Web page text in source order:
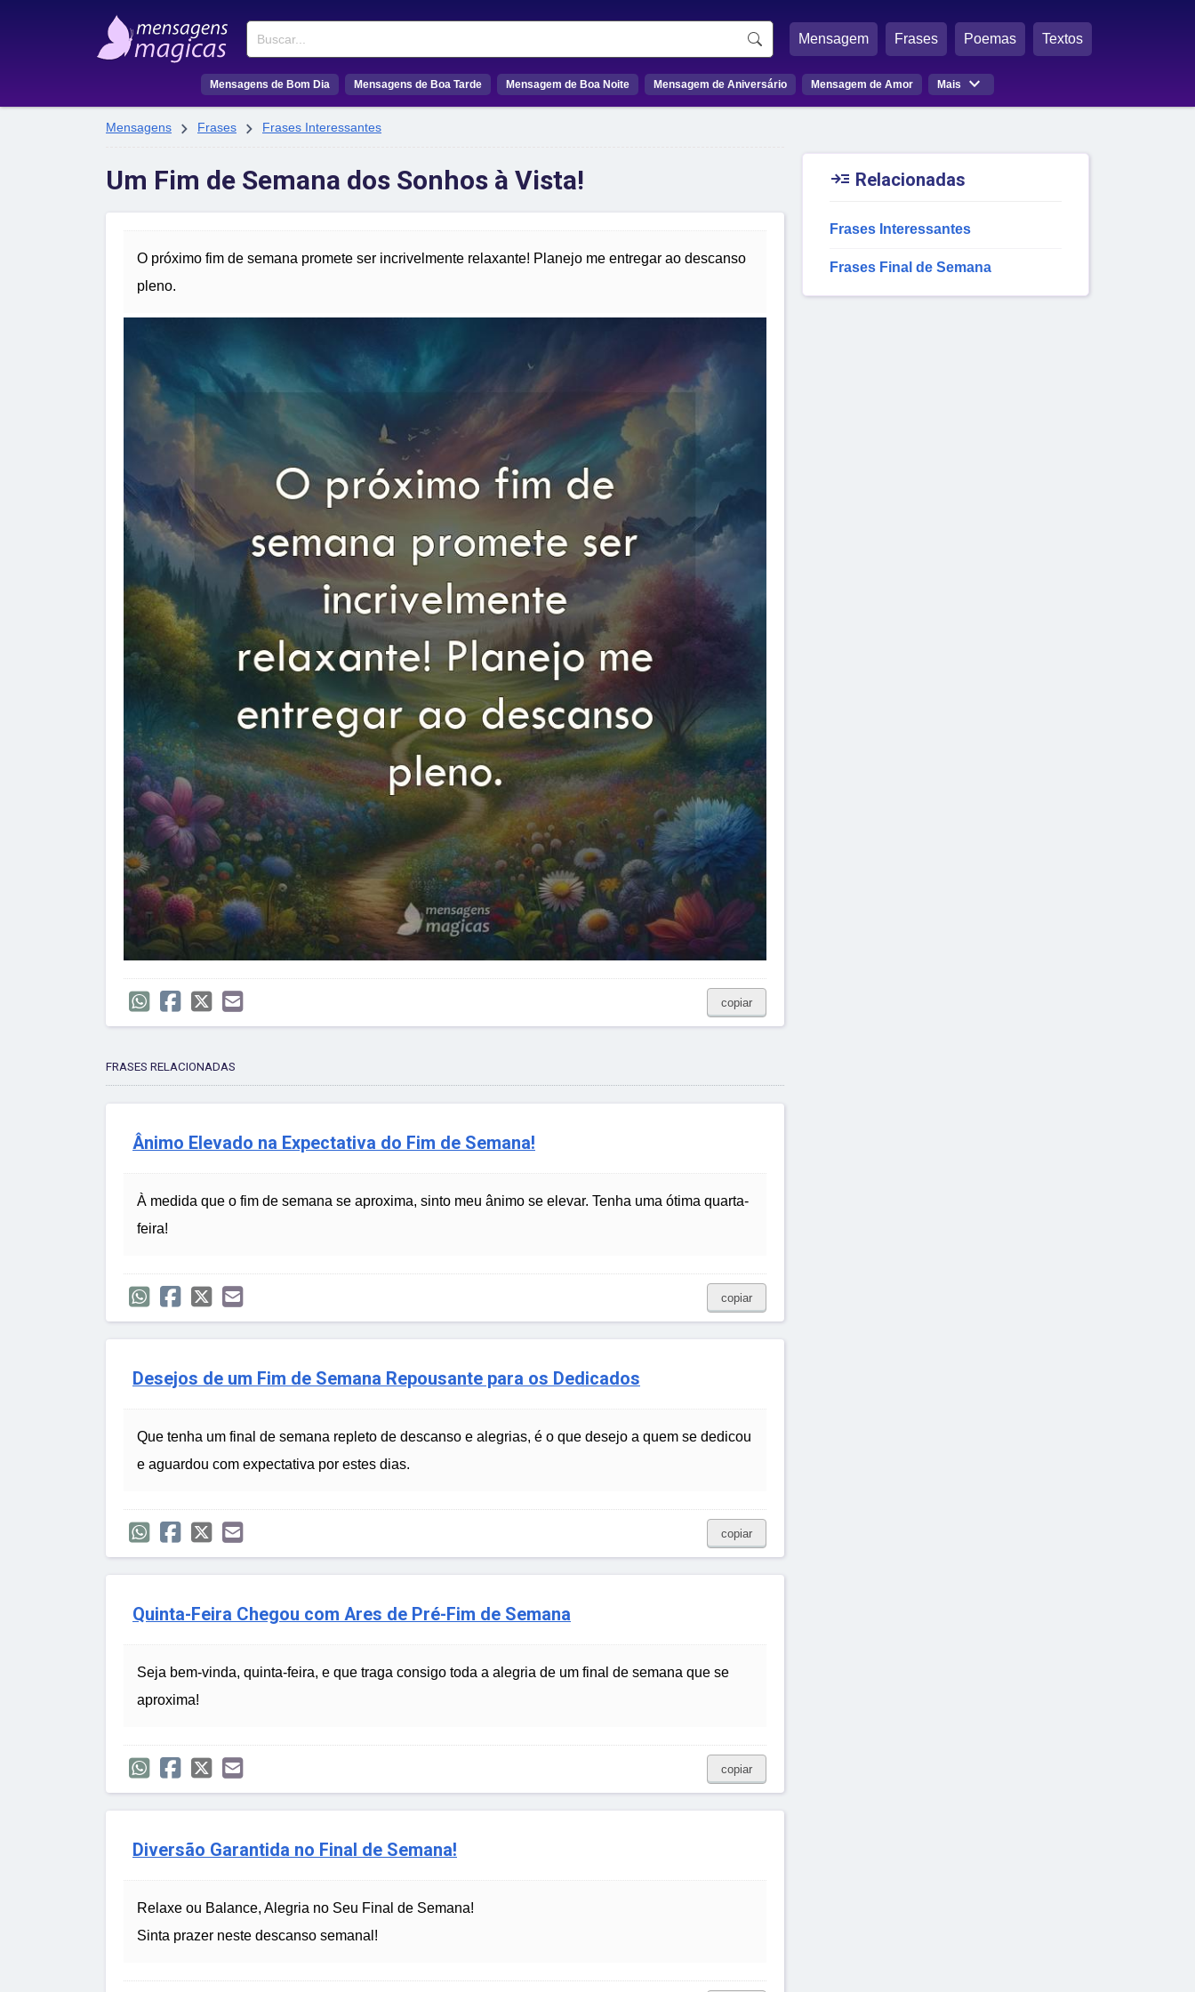
Buscar Mensagem Frases Poemas Textos
Mensagens de Bom Dia Mensagens de Boa Tarde Mensagem de Boa Noite Mensagem de Aniversário Mensagem de Amor Mais 
Mensagens  Frases  Frases Interessantes
Um Fim de Semana dos Sonhos à Vista!
O próximo fim de semana promete ser incrivelmente relaxante! Planejo me entregar ao descanso
pleno.
copiar
FRASES RELACIONADAS
Ânimo Elevado na Expectativa do Fim de Semana!
À medida que o fim de semana se aproxima, sinto meu ânimo se elevar. Tenha uma ótima quarta-
feira!
copiar
Desejos de um Fim de Semana Repousante para os Dedicados
Que tenha um final de semana repleto de descanso e alegrias, é o que desejo a quem se dedicou
e aguardou com expectativa por estes dias.
copiar
Quinta-Feira Chegou com Ares de Pré-Fim de Semana
Seja bem-vinda, quinta-feira, e que traga consigo toda a alegria de um final de semana que se
aproxima!
copiar
Diversão Garantida no Final de Semana!
Relaxe ou Balance, Alegria no Seu Final de Semana!
Sinta prazer neste descanso semanal!
 Relacionadas
Frases Interessantes
Frases Final de Semana